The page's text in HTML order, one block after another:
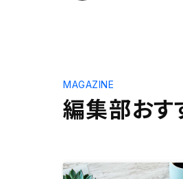
編集部おす
MAGAZINE